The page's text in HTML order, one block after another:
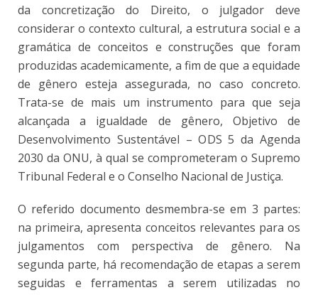
da concretização do Direito, o julgador deve
considerar o contexto cultural, a estrutura social e a
gramática de conceitos e construções que foram
produzidas academicamente, a fim de que a equidade
de gênero esteja assegurada, no caso concreto.
Trata-se de mais um instrumento para que seja
alcançada a igualdade de gênero, Objetivo de
Desenvolvimento Sustentável – ODS 5 da Agenda
2030 da ONU, à qual se comprometeram o Supremo
Tribunal Federal e o Conselho Nacional de Justiça.
O referido documento desmembra-se em 3 partes:
na primeira, apresenta conceitos relevantes para os
julgamentos com perspectiva de gênero. Na
segunda parte, há recomendação de etapas a serem
seguidas e ferramentas a serem utilizadas no